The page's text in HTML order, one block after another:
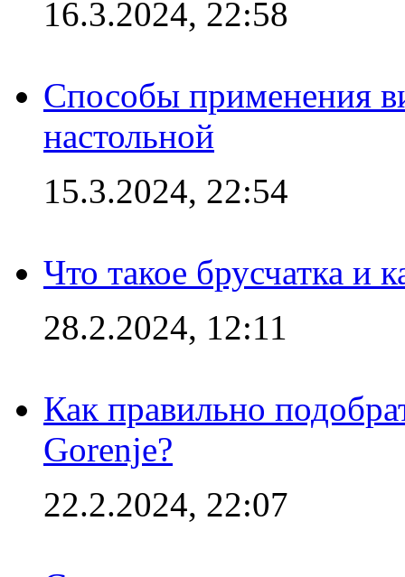
16.3.2024, 22:58
Способы применения
настольной
15.3.2024, 22:54
Что такое брусчатка и
28.2.2024, 12:11
Как правильно
Gorenje?
22.2.2024, 22:07